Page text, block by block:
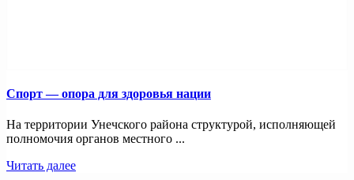
Спорт — опора для здоровья нации
На территории Унечского района структурой, исполняющей
полномочия органов местного ...
Читать далее